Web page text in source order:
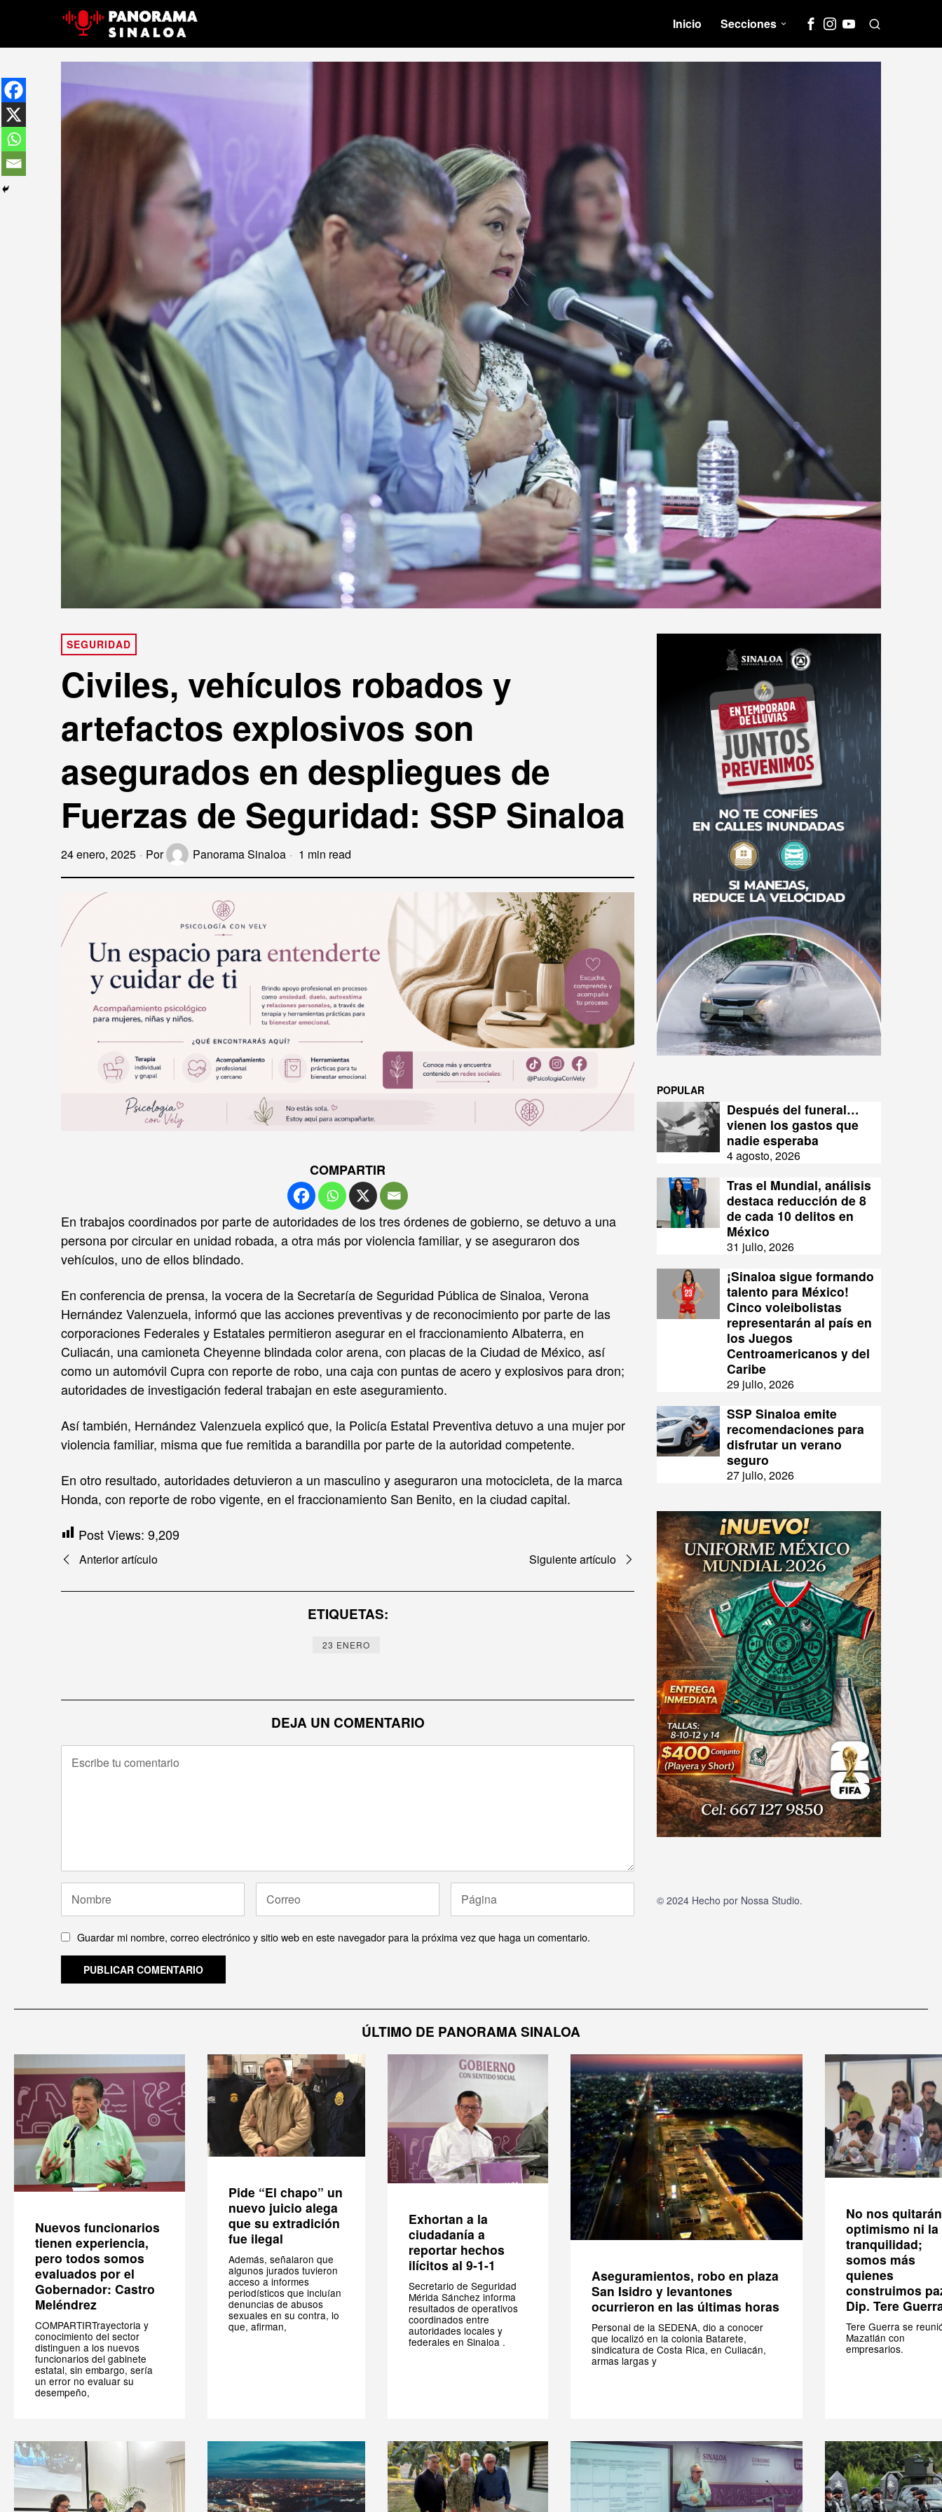
Inicio Secciones
SEGURIDAD
Civiles, vehículos robados y
artefactos explosivos son
asegurados en despliegues de
Fuerzas de Seguridad: SSP Sinaloa
24 enero, 2025 Por Panorama Sinaloa 1 min read
COMPARTIR
En trabajos coordinados por parte de autoridades de los tres órdenes de gobierno, se detuvo a una
persona por circular en unidad robada, a otra más por violencia familiar, y se aseguraron dos
vehículos, uno de ellos blindado.
En conferencia de prensa, la vocera de la Secretaría de Seguridad Pública de Sinaloa, Verona
Hernández Valenzuela, informó que las acciones preventivas y de reconocimiento por parte de las
corporaciones Federales y Estatales permitieron asegurar en el fraccionamiento Albaterra, en
Culiacán, una camioneta Cheyenne blindada color arena, con placas de la Ciudad de México, así
como un automóvil Cupra con reporte de robo, una caja con puntas de acero y explosivos para dron;
autoridades de investigación federal trabajan en este aseguramiento.
Así también, Hernández Valenzuela explicó que, la Policía Estatal Preventiva detuvo a una mujer por
violencia familiar, misma que fue remitida a barandilla por parte de la autoridad competente.
En otro resultado, autoridades detuvieron a un masculino y aseguraron una motocicleta, de la marca
Honda, con reporte de robo vigente, en el fraccionamiento San Benito, en la ciudad capital.
Post Views: 9,209
Navegación
de
Anterior artículo Siguiente artículo
ETIQUETAS:
23 ENERO
DEJA UN COMENTARIO
Guardar mi nombre, correo electrónico y sitio web en este navegador para la próxima vez que haga un comentario.
POPULAR
Después del funeral…
vienen los gastos que
nadie esperaba
4 agosto, 2026
Tras el Mundial, análisis
destaca reducción de 8
de cada 10 delitos en
México
31 julio, 2026
¡Sinaloa sigue formando
talento para México!
Cinco voleibolistas
representarán al país en
los Juegos
Centroamericanos y del
Caribe
29 julio, 2026
SSP Sinaloa emite
recomendaciones para
disfrutar un verano
seguro
27 julio, 2026
© 2024 Hecho por Nossa Studio.
ÚLTIMO DE PANORAMA SINALOA
Nuevos funcionarios
tienen experiencia,
pero todos somos
evaluados por el
Gobernador: Castro
Meléndrez
COMPARTIRTrayectoria y
conocimiento del sector
distinguen a los nuevos
funcionarios del gabinete
estatal, sin embargo, sería
un error no evaluar su
desempeño,
Pide “El chapo” un
nuevo juicio alega
que su extradición
fue ilegal
Además, señalaron que
algunos jurados tuvieron
acceso a informes
periodísticos que incluían
denuncias de abusos
sexuales en su contra, lo
que, afirman,
Exhortan a la
ciudadanía a
reportar hechos
ilícitos al 9-1-1
Secretario de Seguridad
Mérida Sánchez informa
resultados de operativos
coordinados entre
autoridades locales y
federales en Sinaloa .
Aseguramientos, robo en plaza
San Isidro y levantones
ocurrieron en las últimas horas
Personal de la SEDENA, dio a conocer
que localizó en la colonia Batarete,
sindicatura de Costa Rica, en Culiacán,
armas largas y
No nos
optimismo ni la
tranquilidad;
somos más
quienes
construimos
Dip. Tere
Tere Guerra se
Mazatlán con
empresarios.